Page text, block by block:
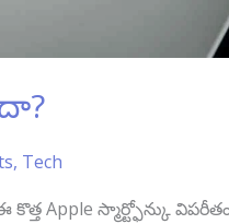
, Tech
Apple స్మార్ట్ఫోన్కు